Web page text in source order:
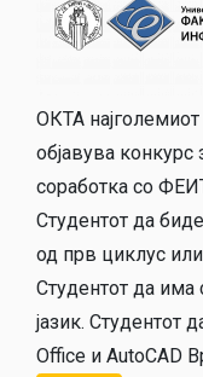
ОКТА
објавува конкурс
соработка со
Студентот да
од прв циклус
Студентот да
јазик. Студентот
Office и AutoCAD